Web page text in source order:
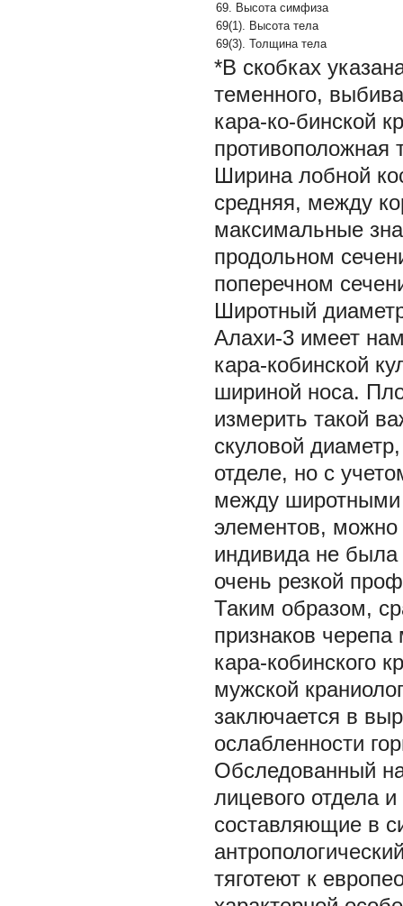
69. Высота симфиза
69(1). Высота тела
69(3). Толщина тела
*В скобках
теменного,
кара-ко-бинской
противоположная
Ширина лобной
средняя, между
максимальные
продольном
поперечном
Широтный
Алахи-3 имеет
кара-кобинской
шириной носа.
измерить такой
скуловой
отделе, но с
между широтными
элементов, можно
индивида не
очень резкой
Таким образом,
признаков
кара-кобинского
мужской
заключается в
ослабленности
Обследованный
лицевого отдела
составляющие в
тяготеют к